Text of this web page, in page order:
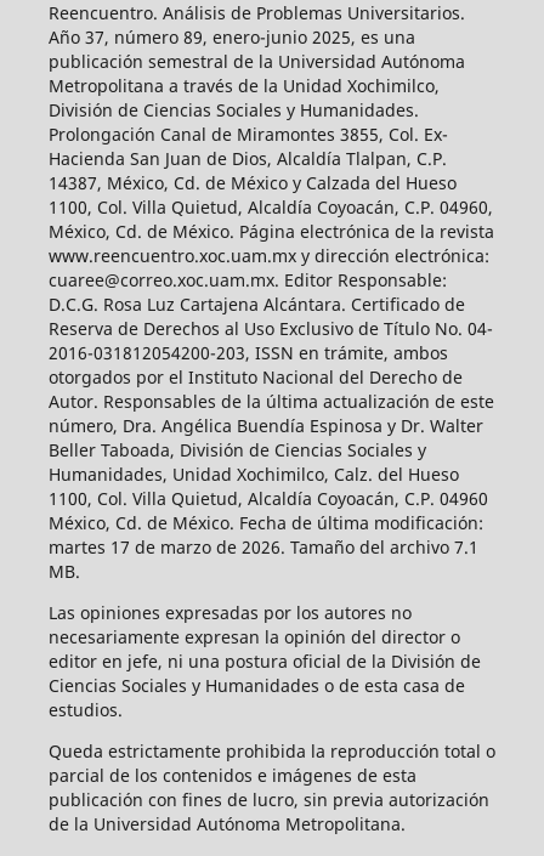
Reencuentro. Análisis de Problemas Universitarios.
Año 37, número 89, enero-junio 2025, es una
publicación semestral de la Universidad Autónoma
Metropolitana a través de la Unidad Xochimilco,
División de Ciencias Sociales y Humanidades.
Prolongación Canal de Miramontes 3855, Col. Ex-
Hacienda San Juan de Dios, Alcaldía Tlalpan, C.P.
14387, México, Cd. de México y Calzada del Hueso
1100, Col. Villa Quietud, Alcaldía Coyoacán, C.P. 04960,
México, Cd. de México. Página electrónica de la revista
www.reencuentro.xoc.uam.mx y dirección electrónica:
cuaree@correo.xoc.uam.mx. Editor Responsable:
D.C.G. Rosa Luz Cartajena Alcántara. Certificado de
Reserva de Derechos al Uso Exclusivo de Título No. 04-
2016-031812054200-203, ISSN en trámite, ambos
otorgados por el Instituto Nacional del Derecho de
Autor. Responsables de la última actualización de este
número, Dra. Angélica Buendía Espinosa y Dr. Walter
Beller Taboada, División de Ciencias Sociales y
Humanidades, Unidad Xochimilco, Calz. del Hueso
1100, Col. Villa Quietud, Alcaldía Coyoacán, C.P. 04960
México, Cd. de México. Fecha de última modificación:
martes 17 de marzo de 2026. Tamaño del archivo 7.1
MB.
Las opiniones expresadas por los autores no
necesariamente expresan la opinión del director o
editor en jefe, ni una postura oficial de la División de
Ciencias Sociales y Humanidades o de esta casa de
estudios.
Queda estrictamente prohibida la reproducción total o
parcial de los contenidos e imágenes de esta
publicación con fines de lucro, sin previa autorización
de la Universidad Autónoma Metropolitana.